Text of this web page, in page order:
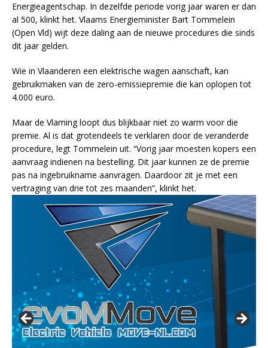
Energieagentschap. In dezelfde periode vorig jaar waren er dan
al 500, klinkt het. Vlaams Energieminister Bart Tommelein
(Open Vld) wijt deze daling aan de nieuwe procedures die sinds
dit jaar gelden.
Wie in Vlaanderen een elektrische wagen aanschaft, kan
gebruikmaken van de zero-emissiepremie die kan oplopen tot
4.000 euro.
Maar de Vlaming loopt dus blijkbaar niet zo warm voor die
premie. Al is dat grotendeels te verklaren door de veranderde
procedure, legt Tommelein uit. “Vorig jaar moesten kopers een
aanvraag indienen na bestelling. Dit jaar kunnen ze de premie
pas na ingebruikname aanvragen. Daardoor zit je met een
vertraging van drie tot zes maanden”, klinkt het.